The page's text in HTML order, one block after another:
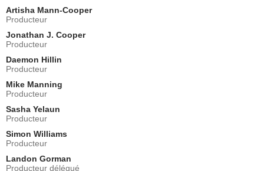
Artisha Mann-Cooper
Producteur
Jonathan J. Cooper
Producteur
Daemon Hillin
Producteur
Mike Manning
Producteur
Sasha Yelaun
Producteur
Simon Williams
Producteur
Landon Gorman
Producteur délégué